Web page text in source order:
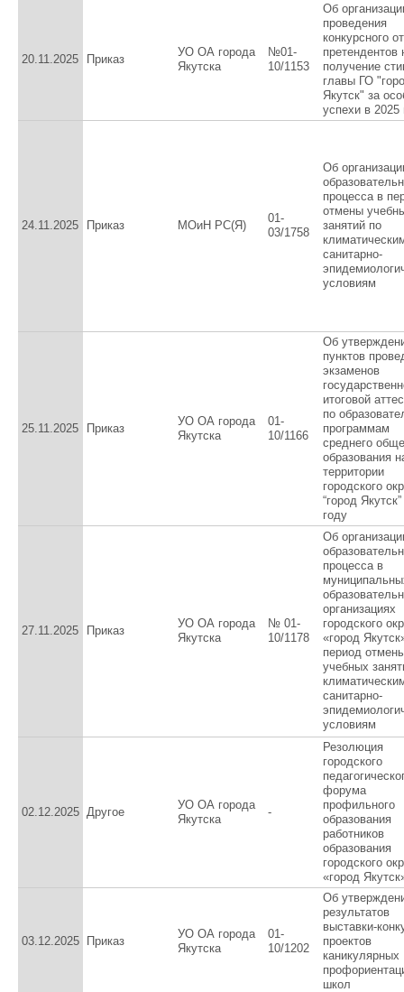
20.11.2025 Приказ
УО ОА города
Якутска
№01-
10/1153
Об
проведения
конкурсного
претендентов
получение
главы ГО
Якутск" за
успехи в 2025
24.11.2025 Приказ МОиН РС(Я)
01-
03/1758
Об
процесса в
отмены
занятий по
санитарно-
условиям
25.11.2025 Приказ
УО ОА города
Якутска
01-
10/1166
Об
пунктов
экзаменов
итоговой
по
программам
среднего
образования
территории
городского
“город
году
27.11.2025 Приказ
УО ОА города
Якутска
№ 01-
10/1178
Об
процесса в
организациях
городского
«город
период
учебных
санитарно-
условиям
02.12.2025 Другое
УО ОА города
Якутска
-
Резолюция
городского
форума
профильного
образования
работников
образования
городского
«город
03.12.2025 Приказ
УО ОА города
Якутска
01-
10/1202
Об
результатов
выставки-
проектов
каникулярных
школ